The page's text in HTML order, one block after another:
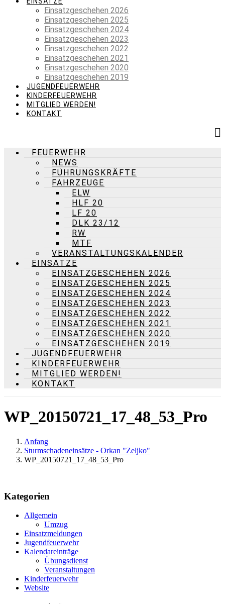
Einsatzgeschehen 2026
Einsatzgeschehen 2025
Einsatzgeschehen 2024
Einsatzgeschehen 2023
Einsatzgeschehen 2022
Einsatzgeschehen 2021
Einsatzgeschehen 2020
Einsatzgeschehen 2019
JUGENDFEUERWEHR
KINDERFEUERWEHR
MITGLIED WERDEN!
KONTAKT
FEUERWEHR
NEWS
FÜHRUNGSKRÄFTE
FAHRZEUGE
ELW
HLF 20
LF 20
DLK 23/12
RW
MTF
VERANSTALTUNGSKALENDER
EINSÄTZE
EINSATZGESCHEHEN 2026
EINSATZGESCHEHEN 2025
EINSATZGESCHEHEN 2024
EINSATZGESCHEHEN 2023
EINSATZGESCHEHEN 2022
EINSATZGESCHEHEN 2021
EINSATZGESCHEHEN 2020
EINSATZGESCHEHEN 2019
JUGENDFEUERWEHR
KINDERFEUERWEHR
MITGLIED WERDEN!
KONTAKT
WP_20150721_17_48_53_Pro
Anfang
Sturmschadeneinsätze - Orkan "Zeljko"
WP_20150721_17_48_53_Pro
Kategorien
Allgemein
Umzug
Einsatzmeldungen
Jugendfeuerwehr
Kalendareinträge
Übungsdienst
Veranstaltungen
Kinderfeuerwehr
Website